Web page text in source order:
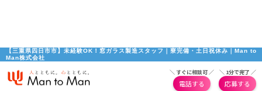
【三重県四日市市】未経験OK！窓ガラス製造スタッフ｜寮完備・土日祝休み｜Man to
Man株式会社
＼ すぐに相談可 ／
電話する
＼ 1分で完了 ／
応募する